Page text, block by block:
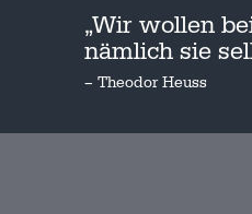
„Wir wollen
nämlich sie
– Theodor Heuss